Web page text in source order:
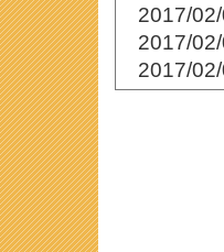
2017/
2017/
2017/